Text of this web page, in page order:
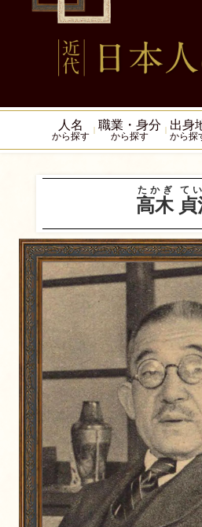
人名
から探す
職業・身分
から探す
出身
から探
高木
たかぎ て